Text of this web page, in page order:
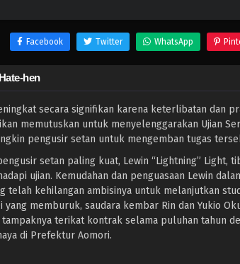
Facebook Twitter WhatsApp
hen
secara signifikan karena keterlibatan dan
memutuskan untuk menyelenggarakan Ujian
pengusir setan untuk mengemban tugas
setan paling kuat, Lewin “Lightning” Light,
ujian. Kemudahan dan penguasaan Lewin
telah kehilangan ambisinya untuk melanjutkan
yang memburuk, saudara kembar Rin dan Yukio
terikat kontrak selama puluhan tahun
di Prefektur Aomori.